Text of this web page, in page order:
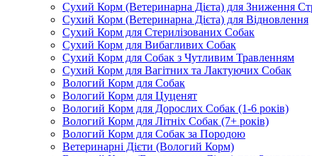
Сухий Корм (Ветеринарна Дієта) для Зниження
Сухий Корм (Ветеринарна Дієта) для Відновлення
Сухий Корм для Стерилізованих Собак
Сухий Корм для Вибагливих Собак
Сухий Корм для Собак з Чутливим Травленням
Сухий Корм для Вагітних та Лактуючих Собак
Вологий Корм для Собак
Вологий Корм для Цуценят
Вологий Корм для Дорослих Собак (1-6 років)
Вологий Корм для Літніх Собак (7+ років)
Вологий Корм для Собак за Породою
Ветеринарні Дієти (Вологий Корм)